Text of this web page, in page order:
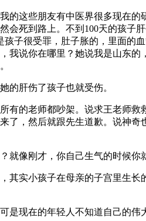
的这些朋友有中医界很多现在
会死到路上。不到100天的孩子
孩子很受罪，肚子胀的，里面的
我说你在哪里？她说我是山东
的肝伤了孩子也就受伤。
有的老师都吵架。说求王老师
了，然后就跟先生道歉。说神
就像刚才，你自己生气的时候你
其实小孩子在母亲的子宫里生
是现在的年轻人不知道自己的伟